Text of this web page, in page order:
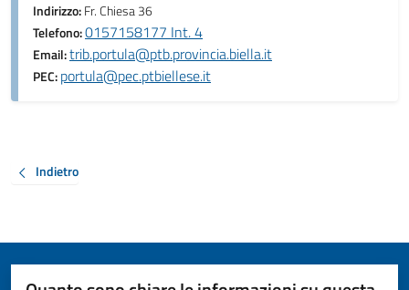
Indirizzo:Fr. Chiesa 36
Telefono:0157158177 Int. 4
Email:trib.portula@ptb.provincia.biella.it
PEC:portula@pec.ptbiellese.it
Indietro